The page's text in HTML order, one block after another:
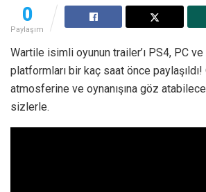
0
Paylaşım
Wartile isimli oyunun trailer’ı PS4, PC
platformları bir kaç saat önce
atmosferine ve oynanışına göz
sizlerle.